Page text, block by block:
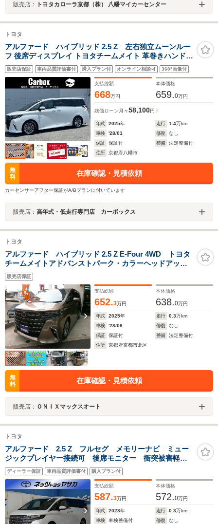
販売店： トヨタカローラ京都（株） 八幡マイカーセンター
トヨタ
アルファード ハイブリッド 2.5 Z 左右独立ムーンルー
フ 後席ディスプレイ トヨタチームメイト 革巻きハンドル
2列目エグゼクティブパワーシート デジタルインナーミラ
ー ステアリングヒーター シートエアコン 禁煙車 助手席
肩口パワーシートスイッチ
販売店保証 車両品質評価書付 購入プラン付 オンライン相談可 360°画像付
支払総額
668万円
本体価格
659.0万円
残価ローン 月々58,100円
年式 2025年 走行 1.4万km
車検
'28/01 修復
なし
保証
保証付 整備
法定整備付
住所
京都府八幡市
無
料
在庫確認・見積依頼
カーセンサーアフター保証がA/Bプランに付いています
販売店： 高年式・低走行専門店 カーボックス
トヨタ
アルファード ハイブリッド 2.5 Z E-Four 4WD トヨタ
チームメイトアドバンストパーク・カラーヘッドアップ
ディスプレイ・ユニバーサルステップ・デジタルインナ
ーミラー
販売店保証
支払総額
652.3万円
本体価格
638.0万円
年式 2025年 走行 0.3万km
車検
'28/08 修復
なし
保証
保証付 整備
法定整備付
住所
京都府京都市北区
無
料
在庫確認・見積依頼
販売店： ＯＮＩＸマックスオート
トヨタ
アルファード 2.5 Z フルセグ メモリーナビ ミュー
ジックプレイヤー接続可 後席モニター 衝突被害軽減
システム ETC 両側電動スライド LEDヘッドラン
プ 乗車定員7人 3列シート
ディーラー保証 車両品質評価書付 購入プラン付
支払総額
587.3万円
本体価格
572.0万円
年式 2023年 走行 0.3万km
車検
車検整備付 修復
なし